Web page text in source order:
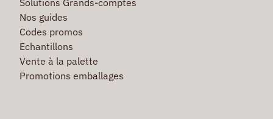
Nos guides
Codes promos
Echantillons
Vente à la palette
Promotions emballages